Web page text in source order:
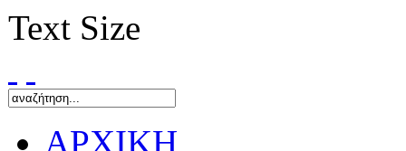
Text Size
ΑΡΧΙΚΗ